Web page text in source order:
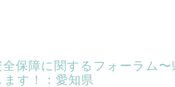
全保障に関するフォーラム
す！：愛知県